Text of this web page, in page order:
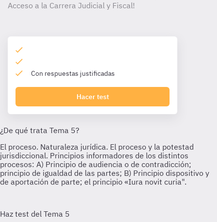
Acceso a la Carrera Judicial y Fiscal!
Con respuestas justificadas
Hacer test